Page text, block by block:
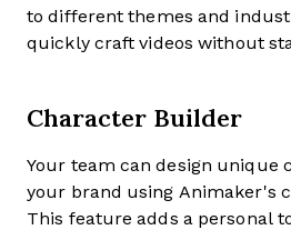
to different themes and
quickly craft videos without
Character Builder
Your team can design unique
your brand using Animaker's
This feature adds a personal